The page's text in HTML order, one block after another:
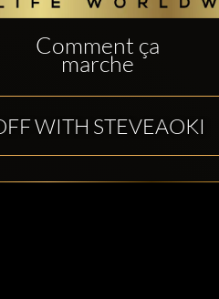
Comment ça
marche
WITH STEVEAOKI